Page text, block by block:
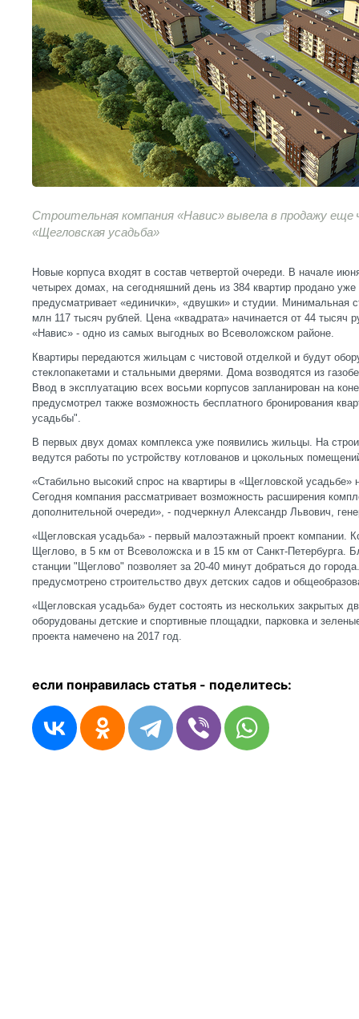
Строительная компания «Навис» вывела в продажу еще
«Щегловская усадьба»
Новые корпуса входят в состав четвертой очереди. В начале
четырех домах, на сегодняшний день из 384 квартир продано
предусматривает «единички», «двушки» и студии. Минимальная
млн 117 тысяч рублей. Цена «квадрата» начинается от 44 тысяч
«Навис» - одно из самых выгодных во Всеволожском районе.
Квартиры передаются жильцам с чистовой отделкой и будут
стеклопакетами и стальными дверями. Дома возводятся из
Ввод в эксплуатацию всех восьми корпусов запланирован на
предусмотрел также возможность бесплатного бронирования
усадьбы".
В первых двух домах комплекса уже появились жильцы. На
ведутся работы по устройству котлованов и цокольных
«Стабильно высокий спрос на квартиры в «Щегловской усадьбе»
Сегодня компания рассматривает возможность расширения
дополнительной очереди», - подчеркнул Александр Львович,
«Щегловская усадьба» - первый малоэтажный проект компании.
Щеглово, в 5 км от Всеволожска и в 15 км от Санкт-Петербурга.
станции "Щеглово" позволяет за 20-40 минут добраться до
предусмотрено строительство двух детских садов и
«Щегловская усадьба» будет состоять из нескольких закрытых
оборудованы детские и спортивные площадки, парковка и
проекта намечено на 2017 год.
если понравилась статья - поделитесь: